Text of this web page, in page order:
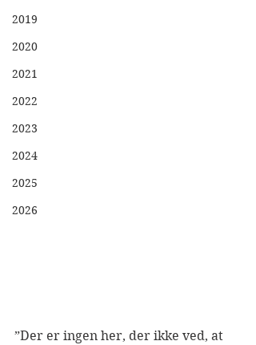
2019
2020
2021
2022
2023
2024
2025
2026
”Der er ingen her, der ikke ved, at